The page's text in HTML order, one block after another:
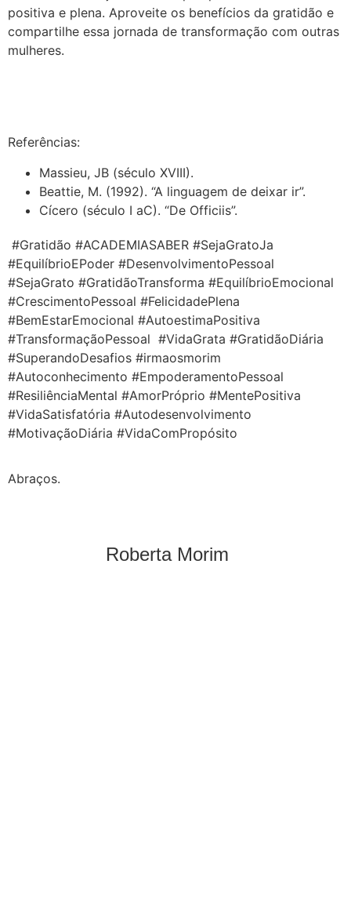
positiva e plena. Aproveite os benefícios da gratidão e
compartilhe essa jornada de transformação com outras
mulheres.
Referências:
Massieu, JB (século XVIII).
Beattie, M. (1992). “A linguagem de deixar ir”.
Cícero (século I aC). “De Officiis”.
#Gratidão #ACADEMIASABER #SejaGratoJa
#EquilíbrioEPoder #DesenvolvimentoPessoal
#SejaGrato #GratidãoTransforma #EquilíbrioEmocional
#CrescimentoPessoal #FelicidadePlena
#BemEstarEmocional #AutoestimaPositiva
#TransformaçãoPessoal #VidaGrata #GratidãoDiária
#SuperandoDesafios #irmaosmorim
#Autoconhecimento #EmpoderamentoPessoal
#ResiliênciaMental #AmorPróprio #MentePositiva
#VidaSatisfatória #Autodesenvolvimento
#MotivaçãoDiária #VidaComPropósito
Abraços.
Roberta Morim